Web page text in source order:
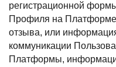
регистрационной
Профиля на
отзыва, или
коммуникации
Платформы,